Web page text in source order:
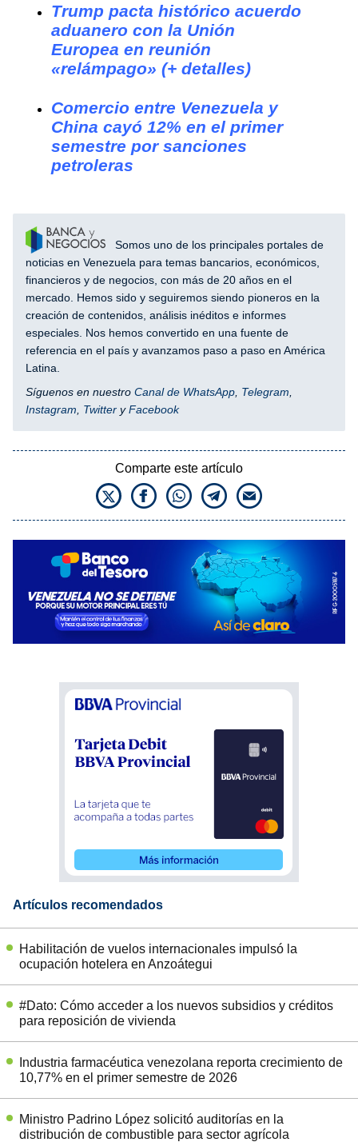
Trump pacta histórico acuerdo
aduanero con la Unión
Europea en reunión
«relámpago» (+ detalles)
Comercio entre Venezuela y
China cayó 12% en el primer
semestre por sanciones
petroleras
Somos uno de los principales portales de
noticias en Venezuela para temas bancarios, económicos,
financieros y de negocios, con más de 20 años en el
mercado. Hemos sido y seguiremos siendo pioneros en la
creación de contenidos, análisis inéditos e informes
especiales. Nos hemos convertido en una fuente de
referencia en el país y avanzamos paso a paso en América
Latina.
Síguenos en nuestro Canal de WhatsApp Telegram
Instagram
Twitter yFacebook
Comparte este artículo
Artículos recomendados
Habilitación de vuelos internacionales impulsó la
ocupación hotelera en Anzoátegui
#Dato: Cómo acceder a los nuevos subsidios y créditos
para reposición de vivienda
Industria farmacéutica venezolana reporta crecimiento de
10,77% en el primer semestre de 2026
Ministro Padrino López solicitó auditorías en la
distribución de combustible para sector agrícola